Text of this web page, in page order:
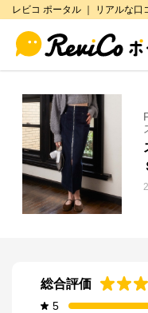
レビコ ポータル ｜ リアルな口
総合評価
5